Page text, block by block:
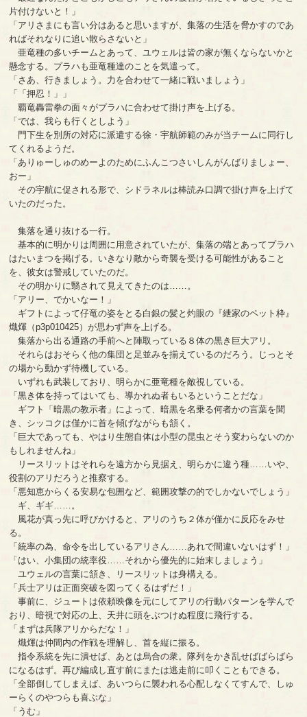
片付けないと！」
「アリさまにも言い分はあると思いますが、集落の生活を脅かすのであ
ればそれなりに追い散らさないと」
亜竜種の多いチームとあって、ユウェルは皆の家が無くならないかと
懸念する。プラハも亜竜種達のことを気遣って。
「さあ、行きましょう。力を合わせて一緒に戦いましょう」
「「押忍！」」
覇竜轟雷拳の面々がプラハに合わせて掛け声を上げる。
「では、我らも行くとしよう」
門下生を別所の対応に派遣する徐・宇航師範のみが当チームに同行し
てくれるようだ。
「ありゅーしゅのめーよのためにふんこつさいしんがんばりましょー、
おー」
その宇航に促される形で、シドラネルは棒読み口調で掛け声を上げて
いたのだった。
集落を通り抜ける一行。
基本的に明かりは周囲に用意されていたが、集落の端とあってプラハ
はたいまつを掲げる。いきなり敵から奇襲を受ける可能性があること
を、彼女は警戒していたのだ。
その明かりに翳されて見えてきたのは……。
「アリー、でかいなー！」
ギフトによって仔竜の姿をとる白銀の髪と灼眼の『紲家のペット枠』
熾煇（p3p010425）が思わず声を上げる。
集落から出る通路の手前へと陣取っている８体の黒き巨大アリ。
それらはおそらく他の集団と足並みを揃えているのだろう。じっとそ
の場から動かず待機している。
いずれも武装しており、明らかに亜竜種を敵視している。
「黒き体を持ってはいても、導かれぬ者もいるということだな」
ギフト「暗黒の教示者」によって、暗黒を名乗る何者かの言葉を聞
き、シッコクは僅かに首を傾げながらも頷く。
「巨大であっても、やはり生態自体は小型の昆虫とそう変わらないのか
もしれませんね」
リースリットはそれらを遠方から見据え、明らかに違う種……いや、
役割のアリだろうと推察する。
「悪知恵からくる安易な包囲など、範囲攻撃の的でしかないでしょう」
ギ、ギギ……。
風花が真っ先に呼びかけると、アリのうち２体が僅かに反応をみせ
る。
「統率の為、命令を出しているアリさん……あれで間違いないはず！」
「はい、小集団の統率役……それから優先的に始末しましょう」
ユウェルの言葉に頷き、リースリットは身構える。
「兵士アリは正面突破を図ってくるはずだ！」
事前に、ジュートは依頼映像を元にしてアリの行動パターンを学んで
おり、暗視で対応の上、天井に頭をぶつけぬ程度に飛行する。
「まずは兵隊アリからだな！」
熾煇は仲間内の作戦を理解し、首を縦に振る。
指令系統を先に潰せば、あとは烏合の衆。隊列をかき乱せばばらばら
になるはず。再び編成し直す前にまたは逃走前に叩くこともできる。
「全部倒してしまえば、あいつらに襲われる心配しなくてすんで、しゅ
ーらくのやつらも喜ぶな」
「うむ」